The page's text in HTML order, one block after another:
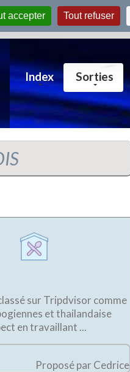
Index Sorties
sur Tripdvisor comme
et thailandaise
en travaillant ...
Proposé par Cedrice
accepter Tout refuser